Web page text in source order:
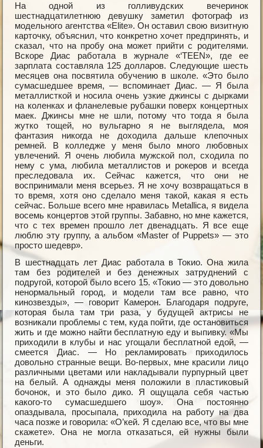
На одной из голливудских вечеринок
шестнадцатилетнюю девушку заметил фотограф из
модельного агентства «Elite». Он оставил свою визитную
карточку, объяснил, что конкретно хочет предпринять, и
сказал, что на пробу она может прийти с родителями.
Вскоре Диас работала в журнале «‘TEEN», где ее
зарплата составляла 125 долларов. Следующие шесть
месяцев она посвятила обучению в школе. «Это было
сумасшедшее время, — вспоминает Диас. — Я была
металлисткой и носила очень узкие джинсы с дырками
на коленках и фланелевые рубашки поверх концертных
маек. Джинсы мне не шли, потому что тогда я была
жутко тощей, но вульгарно я не выглядела, моя
фантазия никогда не доходила дальше клепочных
ремней. В колледже у меня было много любовных
увлечений. Я очень любила мужской пол, сходила по
нему с ума, любила металлистов и рокеров и всегда
преследовала их. Сейчас кажется, что они не
воспринимали меня всерьез. Я не хочу возвращаться в
то время, хотя оно сделало меня такой, какая я есть
сейчас. Больше всего мне нравилась Metallica, я видела
восемь концертов этой группы. Забавно, но мне кажется,
что с тех времен прошло лет двенадцать. Я все еще
люблю эту группу, а альбом «Master of Рuррets» — это
просто шедевр».
В шестнадцать лет Диас работала в Токио. Она жила
там без родителей и без денежных затруднений с
подругой, которой было всего 15. «Токио — это довольно
ненормальный город, и модели там все равно, что
кинозвезды», — говорит Камерон. Благодаря подруге,
которая была там три раза, у будущей актрисы не
возникали проблемы с тем, куда пойти, где остановиться
жить и где можно найти бесплатную еду и выпивку. «Мы
приходили в клубы и нас угощали бесплатной едой, —
смеется Диас. — Но рекламировать приходилось
довольно странные вещи. Во-первых, мне красили лицо
различными цветами или накладывали пурпурный цвет
на белый. А однажды меня положили в пластиковый
бочонок, и это было дико. Я ощущала себя частью
какого-то сумасшедшего шоу». Она постоянно
опаздывала, просыпала, приходила на работу на два
часа позже и говорила: «О’кей. Я сделаю все, что вы мне
скажете». Она не могла отказаться, ей нужны были
деньги.